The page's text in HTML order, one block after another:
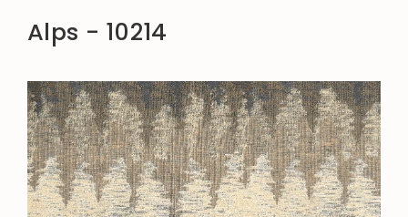
Alps - 10214